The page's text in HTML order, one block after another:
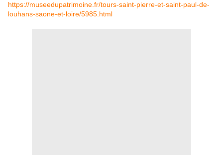
https://museedupatrimoine.fr/tours-saint-pierre-et-saint-paul-de-
louhans-saone-et-loire/5985.html